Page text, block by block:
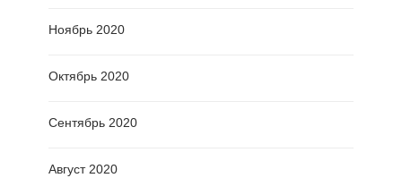
Ноябрь 2020
Октябрь 2020
Сентябрь 2020
Август 2020